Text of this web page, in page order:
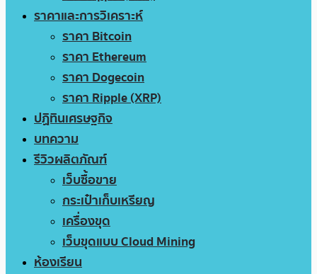
ราคาและการวิเคราะห์
ราคา Bitcoin
ราคา Ethereum
ราคา Dogecoin
ราคา Ripple (XRP)
ปฏิทินเศรษฐกิจ
บทความ
รีวิวผลิตภัณฑ์
เว็บซื้อขาย
กระเป๋าเก็บเหรียญ
เครื่องขุด
เว็บขุดแบบ Cloud Mining
ห้องเรียน